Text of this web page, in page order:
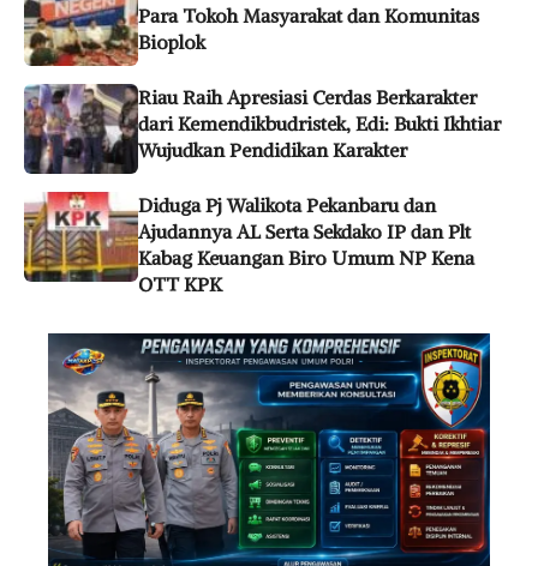
Para Tokoh Masyarakat dan Komunitas
Bioplok
Riau Raih Apresiasi Cerdas Berkarakter
dari Kemendikbudristek, Edi: Bukti Ikhtiar
Wujudkan Pendidikan Karakter
Diduga Pj Walikota Pekanbaru dan
Ajudannya AL Serta Sekdako IP dan Plt
Kabag Keuangan Biro Umum NP Kena
OTT KPK